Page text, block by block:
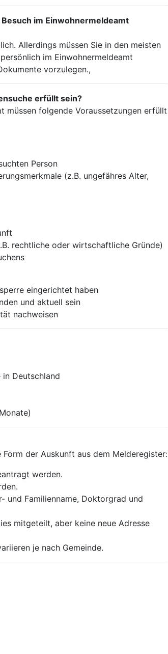
im Einwohnermeldeamt
Allerdings müssen Sie in den meisten
im Einwohnermeldeamt
vorzulegen.,
erfüllt sein?
müssen folgende Voraussetzungen erfüllt
Person
(z.B. ungefähres Alter,
rechtliche oder wirtschaftliche Gründe)
eingerichtet haben
und aktuell sein
nachweisen
Deutschland
der Auskunft aus dem Melderegister:
werden.
und Familienname, Doktorgrad und
mitgeteilt, aber keine neue Adresse
je nach Gemeinde.